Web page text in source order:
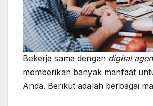
Bekerja sama dengan digital
memberikan banyak manfaat
Anda. Berikut adalah berbagai